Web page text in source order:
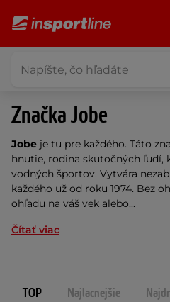
Značka Jobe
Jobe je tu pre každého. Táto
hnutie, rodina skutočných ľudí,
vodných športov. Vytvára
každého už od roku 1974. Bez
ohľadu na váš vek alebo...
Čítať viac
TOP Najlacnejšie